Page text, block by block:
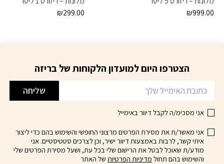
₪999.00
₪299.00
הצטרפו היום למועדון הלקוחות של בריזה
שליחה
אני מסכימ/ה לקבל דיוור באימייל
אני מאשר/ת את מסירת הפרטים מרצוני החופשי והשימוש בהם כדי ליצור
איתי קשר, לרבות באמצעות דיוור ישיר, וכן לצרכים סטטיסטיים. אני
מודע/ת שאוכל לבטל את הרישום שלי בכל עת, ושעל מסירת הפרטים שלי
והשימוש בהם תחול מדיניות הפרטיותשל האתר